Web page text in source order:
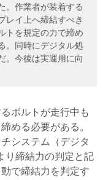
。作業者が装着する
レイ上へ締結すべき
トを規定の力で締め
。同時にデジタル処
。今後は実運用に向
ボルトが走行中も
める必要がある。
システム（デジタ
り締結力の判定と記
で締結力を判定す